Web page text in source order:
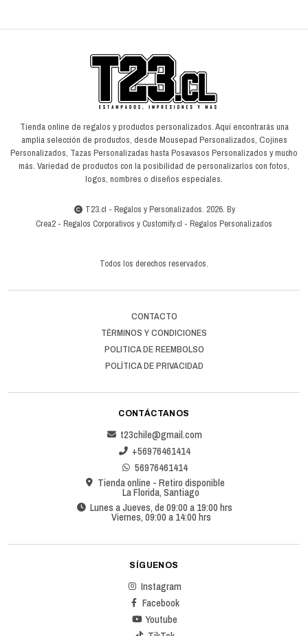
Tienda online de regalos y productos personalizados. Aquí encontrarás una
amplia selección de productos, desde Mousepad Personalizados, Cojines
Personalizados, Tazas Personalizadas hasta Posavasos Personalizados y mucho
más. Variedad de productos con la posibilidad de personalizarlos con fotos,
logos, nombres o diseños especiales.
T23.cl - Regalos y Personalizados. 2026. By
Crea2 - Regalos Corporativos y Customify.cl - Regalos Personalizados
Todos los derechos reservados.
CONTACTO
TÉRMINOS Y CONDICIONES
POLITICA DE REEMBOLSO
POLÍTICA DE PRIVACIDAD
CONTÁCTANOS
t23chile@gmail.com
+56976461414
56976461414
Tienda online - Retiro disponible
La Florida, Santiago
Lunes a Jueves, de 09:00 a 19:00 hrs
Viernes, 09:00 a 14:00 hrs
SÍGUENOS
Instagram
Facebook
Youtube